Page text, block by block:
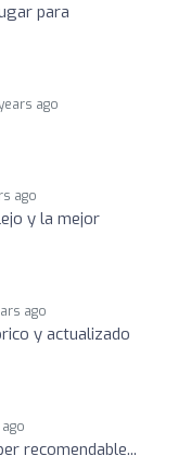
para
ago
ago
y la mejor
ago
y actualizado
recomendable...